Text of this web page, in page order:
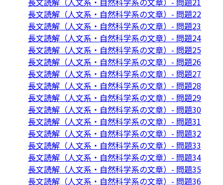
長文読解（人文系・自然科学系の文章）- 問題22
長文読解（人文系・自然科学系の文章）- 問題23
長文読解（人文系・自然科学系の文章）- 問題24
長文読解（人文系・自然科学系の文章）- 問題25
長文読解（人文系・自然科学系の文章）- 問題26
長文読解（人文系・自然科学系の文章）- 問題27
長文読解（人文系・自然科学系の文章）- 問題28
長文読解（人文系・自然科学系の文章）- 問題29
長文読解（人文系・自然科学系の文章）- 問題30
長文読解（人文系・自然科学系の文章）- 問題31
長文読解（人文系・自然科学系の文章）- 問題32
長文読解（人文系・自然科学系の文章）- 問題33
長文読解（人文系・自然科学系の文章）- 問題34
長文読解（人文系・自然科学系の文章）- 問題35
長文読解（人文系・自然科学系の文章）- 問題36